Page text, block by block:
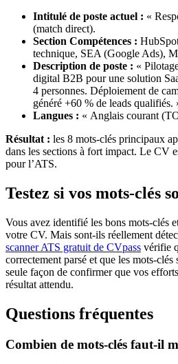
Intitulé de poste actuel : «
(match direct).
Section Compétences :
technique, SEA (Google Ads),
Description de poste : «
digital B2B pour une solution
4 personnes. Déploiement de
généré +60 % de leads qualifiés.
Langues : « Anglais courant
Résultat : les 8 mots-clés principaux
dans les sections à fort impact. Le CV
pour l’ATS.
Testez si vos mots-clés
Vous avez identifié les bons mots-clés
votre CV. Mais sont-ils réellement
scanner ATS gratuit de CVpass vérifie
correctement parsé et que les mots-clés
seule façon de confirmer que vos
résultat attendu.
Questions fréquentes
Combien de mots-clés faut-il